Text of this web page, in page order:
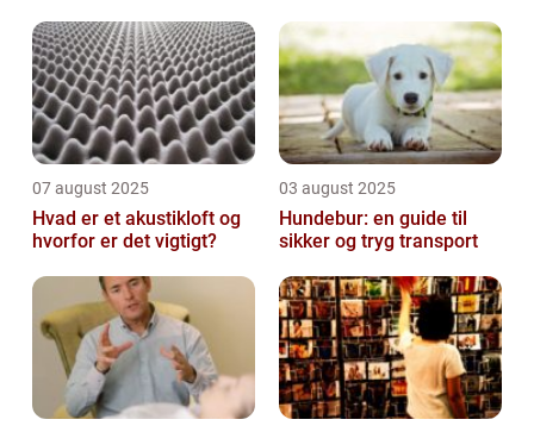
07 august 2025
Hvad er et akustikloft og
hvorfor er det vigtigt?
03 august 2025
Hundebur: en guide til
sikker og tryg transport